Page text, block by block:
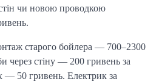
чи новою проводкою
старого бойлера — 700–2300
через стіну — 200 гривень за
— 50 гривень. Електрик за